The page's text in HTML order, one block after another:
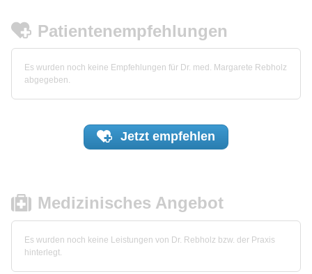
Patientenempfehlungen
Es wurden noch keine Empfehlungen für Dr. med. Margarete Rebholz
abgegeben.
Jetzt empfehlen
Medizinisches Angebot
Es wurden noch keine Leistungen von Dr. Rebholz bzw. der Praxis
hinterlegt.